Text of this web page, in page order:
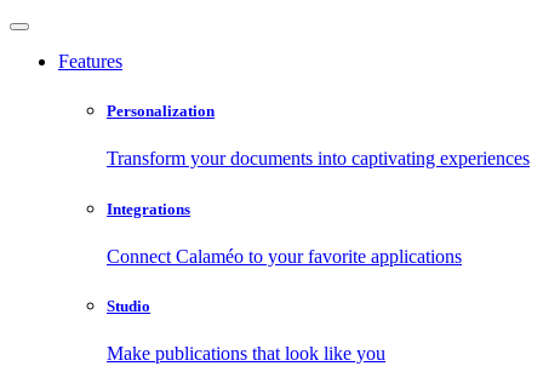
Features
Personalization
Transform your documents into captivating experiences
Integrations
Connect Calaméo to your favorite applications
Studio
Make publications that look like you